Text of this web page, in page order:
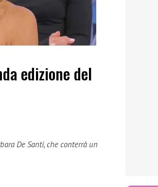
edizione del
De Santi, che conterrà un